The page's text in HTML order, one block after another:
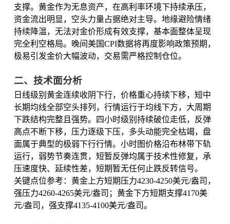
支撑。黄金作为无息资产，在高利率环境下持续承压，
资金流出明显，空头力量占据绝对主导。地缘避险情绪
持续降温，无法对金价形成有效支撑，基本面整体呈现
完全利空格局。晚间美国CPI数据将再度影响政策预期，
极易引发金价大幅波动，交易需严格控制仓位。
二、技术面分析
日线级别黄金连续收阴下行，价格重心持续下移，短中
长期均线全部空头排列，行情运行于均线下方，大周期
下跌结构完整且强势。四小时级别持续破位走低，反弹
高点不断下移，压力逐级下压，多头动能完全枯竭，盘
面属于典型的极弱下行行情。小时图价格沿布林带下轨
运行，弱势节奏连贯，短暂反弹均属于技术性修复，承
压速度快、延续性差，短期暂无任何止跌反转信号。
关键点位参考：黄金上方短期压力4230-4250美元/盎司，
强压力4260-4265美元/盎司；黄金下方短期支撑4170美
元/盎司，强支撑4135-4100美元/盎司。